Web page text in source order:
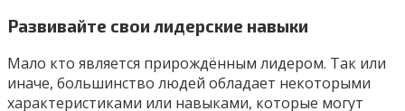
Развивайте свои лидерские навыки
Мало кто является прирождённым лидером. Так или
иначе, большинство людей обладает некоторыми
характеристиками или навыками, которые могут